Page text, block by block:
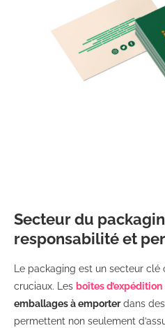
Secteur du
responsabilité et
Le packaging est un secteur
cruciaux. Les boîtes d’expédition
emballages à emporterdans
permettent non seulement